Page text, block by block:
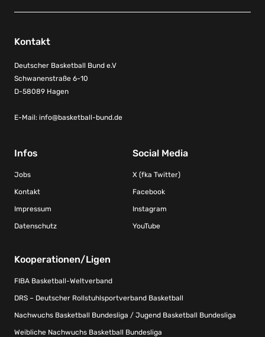
Kontakt
Deutscher Basketball Bund e.V
Schwanenstraße 6-10
D-58089 Hagen
E-Mail: info@basketball-bund.de
Infos
Jobs
Kontakt
Impressum
Datenschutz
Social Media
X (fka Twitter)
Facebook
Instagram
YouTube
Kooperationen/Ligen
FIBA Basketball-Weltverband
DRS – Deutscher Rollstuhlsportverband Basketball
Nachwuchs Basketball Bundesliga / Jugend Basketball Bundesliga
Weibliche Nachwuchs Basketball Bundesliga